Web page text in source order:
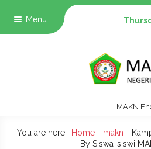
Menu
MAKN
You are here : Home- makn -
By Siswa-siswi